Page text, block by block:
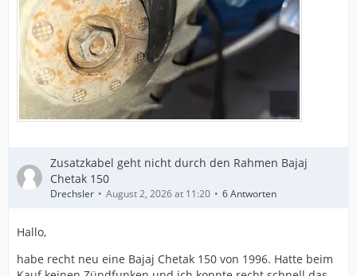
Zusatzkabel geht nicht durch den Rahmen Bajaj
Chetak 150
Drechsler August 2, 2026 at 11:20 6 Antworten
Hallo,
habe recht neu eine Bajaj Chetak 150 von 1996. Hatte beim